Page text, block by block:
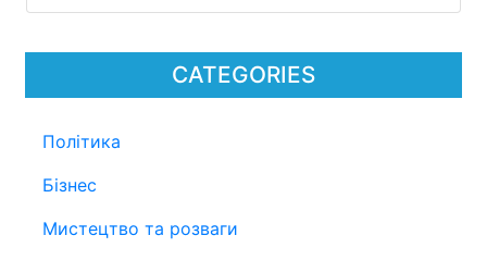
CATEGORIES
Політика
Бізнес
Мистецтво та розваги